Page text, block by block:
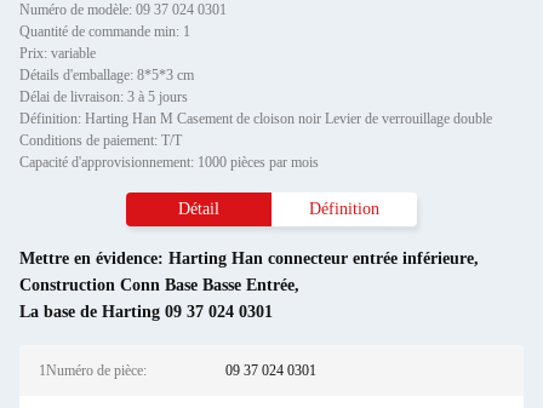
Numéro de modèle: 09 37 024 0301
Quantité de commande min: 1
Prix: variable
Détails d'emballage: 8*5*3 cm
Délai de livraison: 3 à 5 jours
Définition: Harting Han M Casement de cloison noir Levier de verrouillage double
Conditions de paiement: T/T
Capacité d'approvisionnement: 1000 pièces par mois
Détail Définition
Mettre en évidence: Harting Han connecteur entrée inférieure,
Construction Conn Base Basse Entrée,
La base de Harting 09 37 024 0301
1Numéro de pièce: 09 37 024 0301